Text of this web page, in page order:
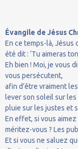
Évangile de Jésus
En ce temps-là, Jésus
été dit : ‘Tu aimeras
Eh bien ! Moi, je vous
vous persécutent,
afin d’être vraiment
lever son soleil sur
pluie sur les justes et
En effet, si vous
méritez-vous ? Les
Et si vous ne saluez